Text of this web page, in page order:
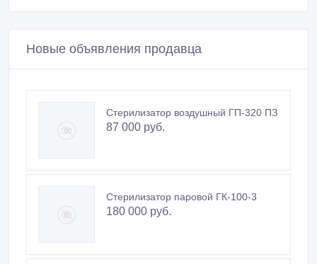
Новые объявления продавца
Стерилизатор воздушный ГП-320 ПЗ
87 000 руб.
Стерилизатор паровой ГК-100-3
180 000 руб.